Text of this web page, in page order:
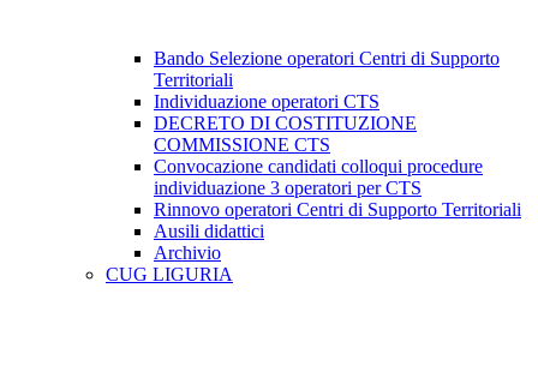
Bando Selezione operatori Centri di Supporto
Territoriali
Individuazione operatori CTS
DECRETO DI COSTITUZIONE
COMMISSIONE CTS
Convocazione candidati colloqui procedure
individuazione 3 operatori per CTS
Rinnovo operatori Centri di Supporto Territoriali
Ausili didattici
Archivio
CUG LIGURIA